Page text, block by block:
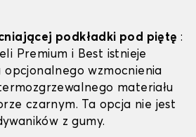
podkładki pod piętę :
Premium i Best istnieje
opcjonalnego wzmocnienia
materiału
czarnym. Ta opcja nie jest
z gumy.